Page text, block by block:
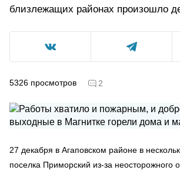
близлежащих районах произошло
5326 просмотров 2
27 декабря в Агаповском районе в
поселка Приморский из-за неосторожного